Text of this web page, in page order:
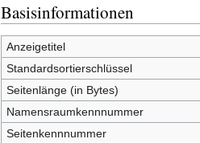
Zur
Navigation
springen
Zur
Suche
springen
Basisinformationen
Anzeigetitel
Standardsortierschlüssel
Seitenlänge (in Bytes)
Namensraumkennnummer
Seitenkennnummer